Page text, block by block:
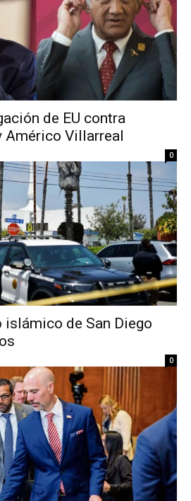
de EU contra
Américo Villarreal
0
de San Diego
0